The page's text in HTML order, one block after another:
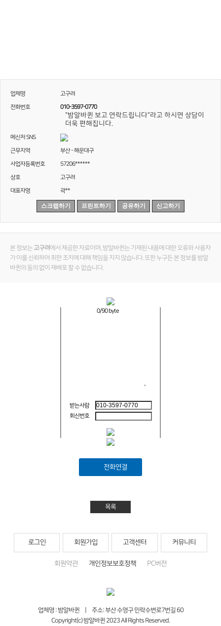
업체명
고구려
전화번호
010-3597-0770
"밤알바퀸 보고 연락드립니다"라고 하시면 상담이
더욱 편해집니다.
메신저 SNS
근무지역
부산 - 해운대구
사업자등록번호
57206******
상호
고구려
대표자명
곽**
스크랩하기 프린트하기 공유하기 신고하기
본 정보는 고구려에서 제공한 자료이며, 밤알바퀸는 기재된 내용에 대한 오류와 사용자
가 이를 신뢰하여 취한 조치에 대해 책임을 지지 않습니다. 또한 누구든 본 정보를 밤알
바퀸의 동의 없이 재배포 할 수 없습니다.
0/90 byte
받는사람
회신번호
전화연결
목록
로그인 회원가입 고객센터 커뮤니티
회원약관 개인정보보호정책 PC버전
업체명 : 밤알바퀸 | 주소: 부산 수영구 민락수변로7번길 60
Copyright(c) 밤알바퀸 2023 All Rights Reserved.